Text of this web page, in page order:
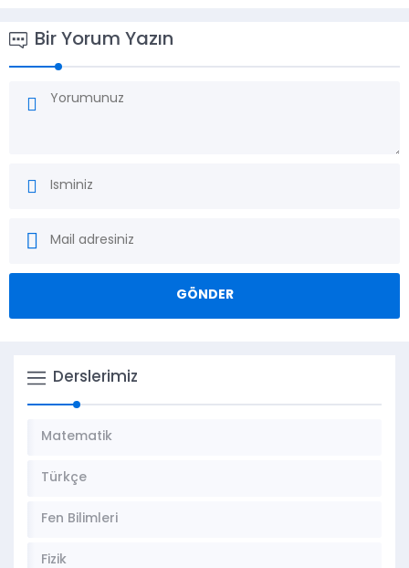
Bir Yorum Yazın
Derslerimiz
Matematik
Türkçe
Fen Bilimleri
Fizik